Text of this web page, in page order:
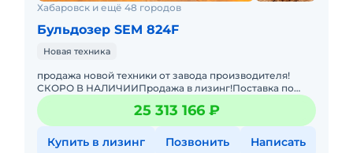
Хабаровск и ещё 48 городов
Бульдозер SEM 824F
Новая техника
продажа новой техники от завода производителя!
СКОРО В НАЛИЧИИПродажа в лизинг!Поставка по
всей РФ!Гарантия!Бульдозер SEM 824F одностоечный
рыхлитель, предпуск25 313 166 ₽
Купить в лизинг Позвонить Написать